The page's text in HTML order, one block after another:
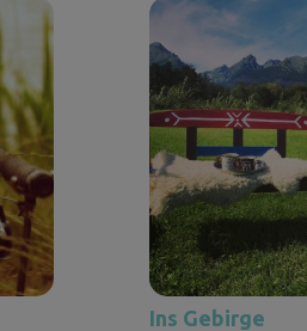
Ins Gebirge